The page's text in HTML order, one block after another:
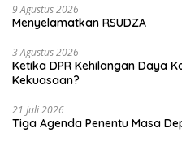
9 Agustus 2026
Menyelamatkan RSUDZA
3 Agustus 2026
Ketika DPR Kehilangan Daya
Kekuasaan?
21 Juli 2026
Tiga Agenda Penentu Masa